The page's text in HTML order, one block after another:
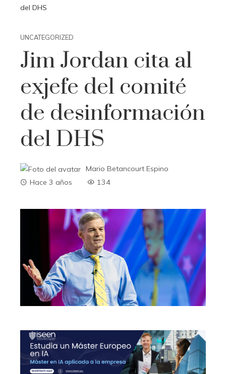
del DHS
UNCATEGORIZED
Jim Jordan cita al
exjefe del comité
de desinformación
del DHS
Mario Betancourt Espino
Hace 3 años
134